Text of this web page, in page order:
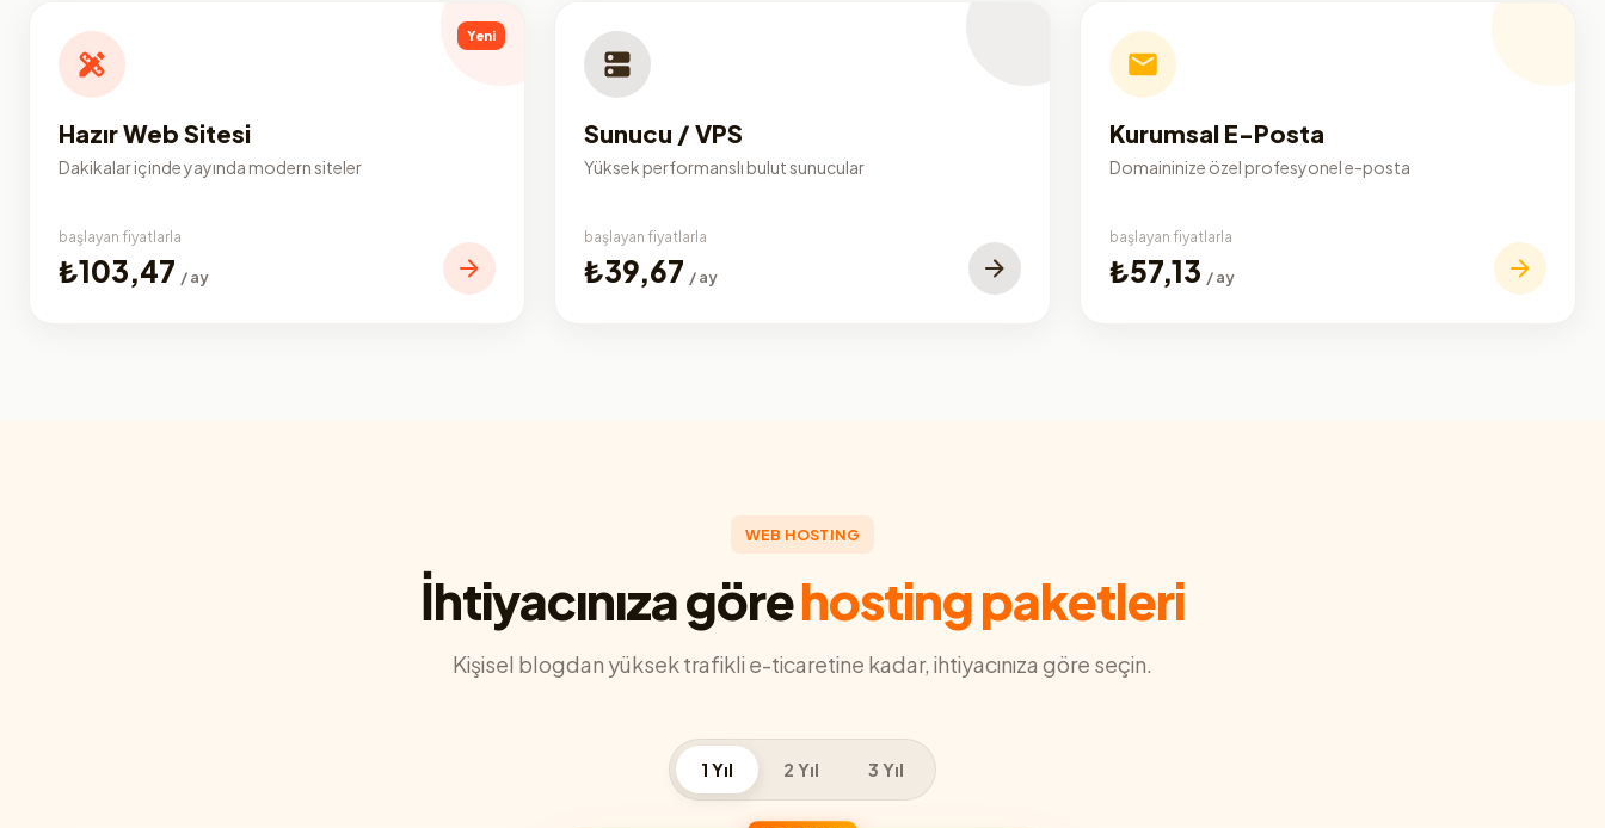
Yeni
Hazır Web Sitesi
Dakikalar içinde yayında modern siteler
başlayan fiyatlarla
₺103,47 / ay
Sunucu / VPS
Yüksek performanslı bulut sunucular
başlayan fiyatlarla
₺39,67 / ay
Kurumsal E-Posta
Domaininize özel profesyonel e-posta
başlayan fiyatlarla
₺57,13 / ay
WEB HOSTING
İhtiyacınıza görehosting paketleri
Kişisel blogdan yüksek trafikli e-ticaretine kadar, ihtiyacınıza göre seçin.
1 Yıl 2 Yıl 3 Yıl